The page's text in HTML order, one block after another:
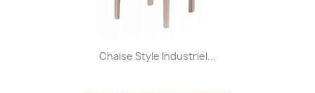
Chaise Style Industriel...